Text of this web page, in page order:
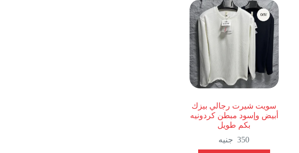
سويت شيرت رجالي بيزك
أبيض وإسود مبطن كردونيه
بكم طويل
350 جنيه